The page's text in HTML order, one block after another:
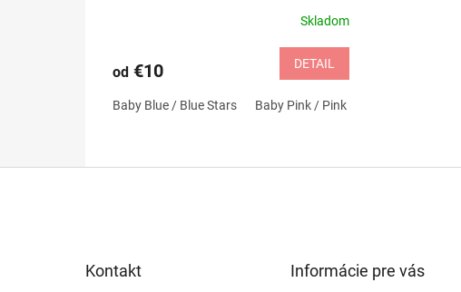
Skladom
od €10 DETAIL
Baby Blue / Blue Stars Baby Pink / Pink Stars
Kontakt Informácie pre vás